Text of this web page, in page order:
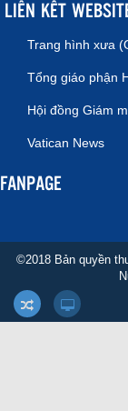
LIÊN KẾT
Trang hình xưa
Tổng giáo phận
Hội đồng Giám
Vatican News
FANPAGE
©2018 Bản quyền